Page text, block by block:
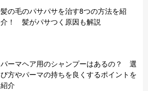
髪の毛のパサパサを治す8つの方法を紹
介！ 髪がパサつく原因も解説
パーマヘア用のシャンプーはあるの？ 選
び方やパーマの持ちを良くするポイントを
紹介